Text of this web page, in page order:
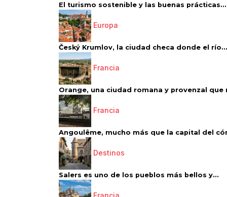
El turismo sostenible y las buenas prácticas...
Europa
Český Krumlov, la ciudad checa donde el río...
Francia
Orange, una ciudad romana y provenzal que
Francia
Angoulême, mucho más que la capital del
Destinos
Salers es uno de los pueblos más bellos y...
Francia